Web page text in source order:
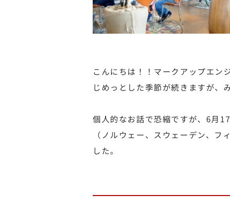
こんにちは！！マークアップエン
じめっとした季節が続きますが、
個人的なお話で恐縮ですが、6月
（ノルウェー、スウェーデン、
した。